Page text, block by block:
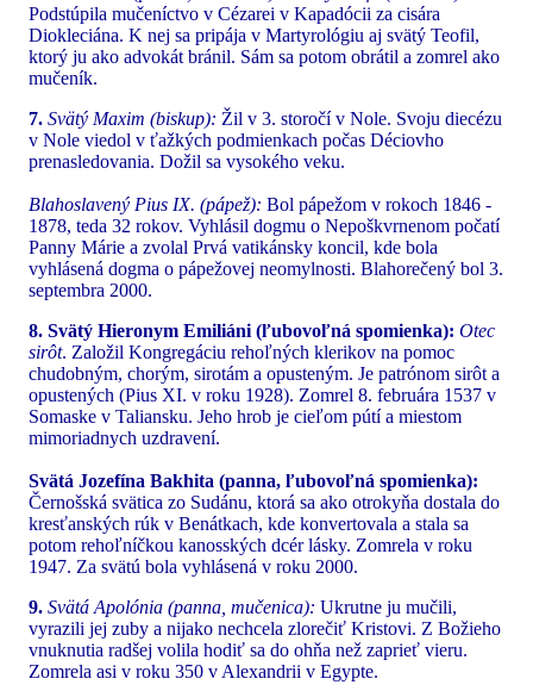
Podstúpila mučeníctvo v Cézarei v Kapadócii za cisára
Diokleciána. K nej sa pripája v Martyrológiu aj svätý Teofil,
ktorý ju ako advokát bránil. Sám sa potom obrátil a zomrel ako
mučeník.
7. Svätý Maxim (biskup): Žil v 3. storočí v Nole. Svoju diecézu
v Nole viedol v ťažkých podmienkach počas Déciovho
prenasledovania. Dožil sa vysokého veku.
Blahoslavený Pius IX. (pápež): Bol pápežom v rokoch 1846 -
1878, teda 32 rokov. Vyhlásil dogmu o Nepoškvrnenom počatí
Panny Márie a zvolal Prvá vatikánsky koncil, kde bola
vyhlásená dogma o pápežovej neomylnosti. Blahorečený bol 3.
septembra 2000.
8. Svätý Hieronym Emiliáni (ľubovoľná spomienka): Otec
sirôt. Založil Kongregáciu rehoľných klerikov na pomoc
chudobným, chorým, sirotám a opusteným. Je patrónom sirôt a
opustených (Pius XI. v roku 1928). Zomrel 8. februára 1537 v
Somaske v Taliansku. Jeho hrob je cieľom pútí a miestom
mimoriadnych uzdravení.
Svätá Jozefína Bakhita (panna, ľubovoľná spomienka):
Černošská svätica zo Sudánu, ktorá sa ako otrokyňa dostala do
kresťanských rúk v Benátkach, kde konvertovala a stala sa
potom rehoľníčkou kanosských dcér lásky. Zomrela v roku
1947. Za svätú bola vyhlásená v roku 2000.
9. Svätá Apolónia (panna, mučenica): Ukrutne ju mučili,
vyrazili jej zuby a nijako nechcela zlorečiť Kristovi. Z Božieho
vnuknutia radšej volila hodiť sa do ohňa než zaprieť vieru.
Zomrela asi v roku 350 v Alexandrii v Egypte.